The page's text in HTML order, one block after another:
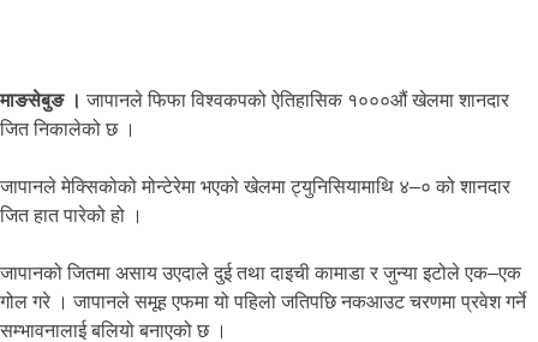
माङसेबुङ । जापानले फिफा विश्वकपको ऐतिहासिक १०००औं खेलमा शानदार
जित निकालेको छ ।
जापानले मेक्सिकोको मोन्टेरेमा भएको खेलमा ट्युनिसियामाथि ४–० को शानदार
जित हात पारेको हो ।
जापानको जितमा असाय उएदाले दुई तथा दाइची कामाडा र जुन्या इटोले एक–एक
गोल गरे । जापानले समूह एफमा यो पहिलो जतिपछि नकआउट चरणमा प्रवेश गर्ने
सम्भावनालाई बलियो बनाएको छ ।